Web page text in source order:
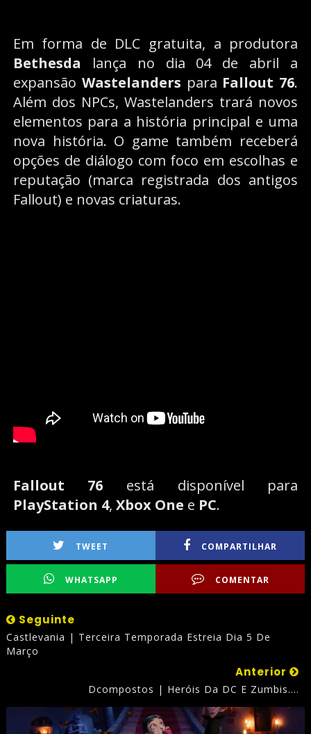
Em forma de DLC gratuita, a produtora
Bethesda lança no dia 04 de abril a
expansão Wastelanders para Fallout 76.
Além dos NPCs, Wastelanders trará novos
elementos para a história principal e uma
nova história. O game também receberá
opções de diálogo com foco em escolhas e
reputação (marca registrada dos antigos
Fallout) e novas criaturas.
Fallout 76 está disponível para
PlayStation 4, Xbox One e PC.
TWEET COMPARTILHAR
WHATSAPP COMENTAR
Seguinte
Castlevania | Terceira Temporada Estreia Dia 5 De
Março
Anterior
Dcompostos | Heróis Da DC E Zumbis....